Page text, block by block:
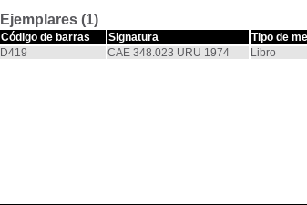
Ejemplares (1)
Código de barras Signatura Tipo de
D419
CAE 348.023 URU 1974 Libro